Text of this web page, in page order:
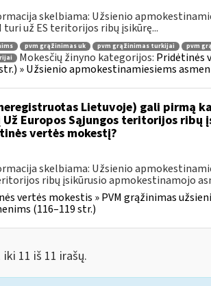
skelbiama: Užsienio
už ES teritorijos ribų įsikūrę...
pvm grąžinimas uk pvm grąžinimas turkijai pvm
Mokesčių žinyno kategorijos: Pridėtinės
» Užsienio apmokestinamiesiems
Lietuvoje) gali pirmą
Europos Sąjungos teritorijos ribų
vertės mokestį?
skelbiama: Užsienio
ribų įsikūrusio apmokestinamojo
vertės mokestis » PVM grąžinimas
(116–119 str.)
11 iš 11 irašų.